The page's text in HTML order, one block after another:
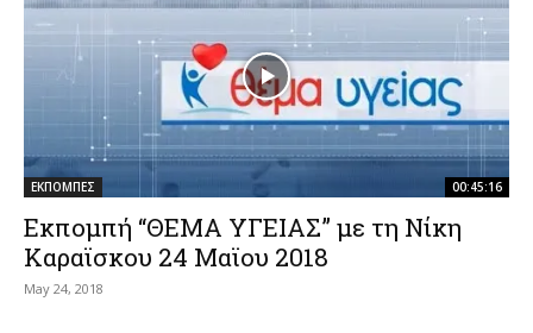
ΕΚΠΟΜΠΕΣ 00:45:16
Εκπομπή “ΘΕΜΑ ΥΓΕΙΑΣ” με τη Νίκη
Καραϊσκου 24 Μαϊου 2018
May 24, 2018